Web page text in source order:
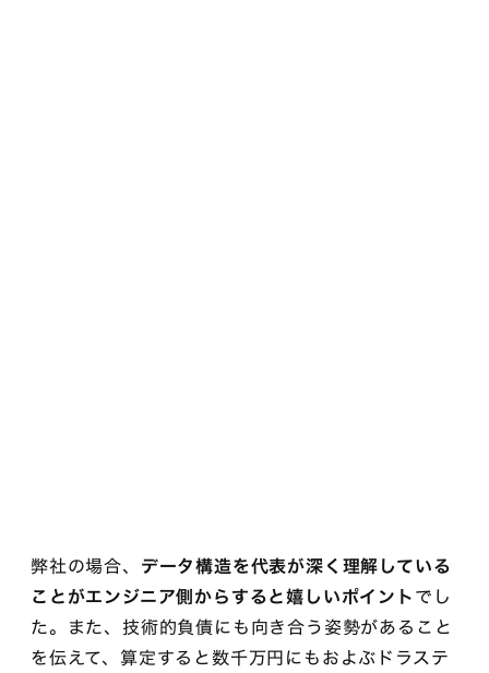
弊社の場合、 データ構造を代表が深く理解している
ことがエンジニア側からすると嬉しいポイントでし
た。また、技術的負債にも向き合う姿勢があること
を伝えて、算定すると数千万円にもおよぶドラステ